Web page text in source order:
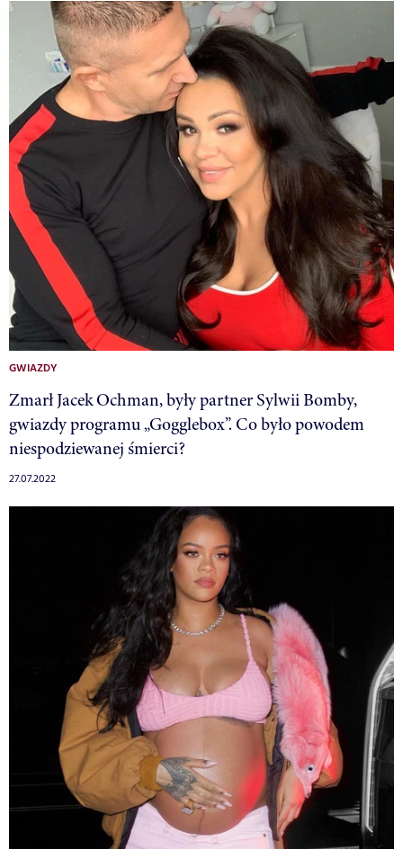
GWIAZDY
Zmarł Jacek Ochman, były partner Sylwii Bomby,
gwiazdy programu „Gogglebox”. Co było powodem
niespodziewanej śmierci?
27.07.2022